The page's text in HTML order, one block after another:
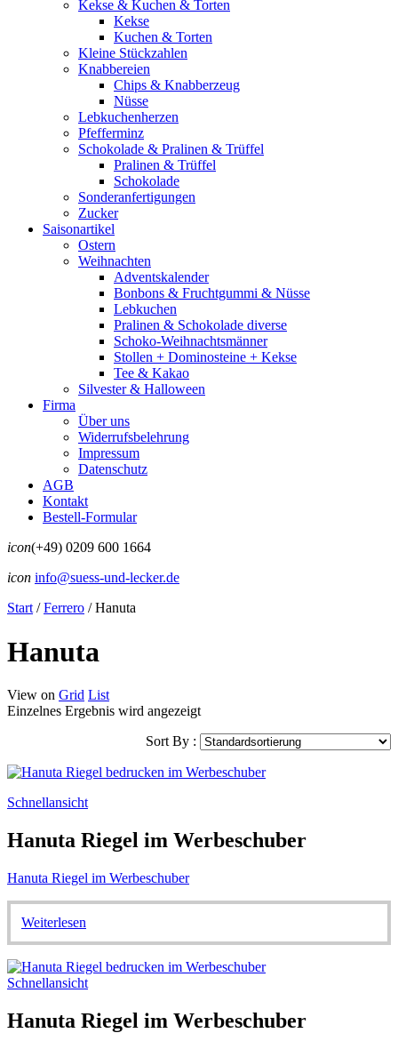
Kekse & Kuchen & Torten
Kekse
Kuchen & Torten
Kleine Stückzahlen
Knabbereien
Chips & Knabberzeug
Nüsse
Lebkuchenherzen
Pfefferminz
Schokolade & Pralinen & Trüffel
Pralinen & Trüffel
Schokolade
Sonderanfertigungen
Zucker
Saisonartikel
Ostern
Weihnachten
Adventskalender
Bonbons & Fruchtgummi & Nüsse
Lebkuchen
Pralinen & Schokolade diverse
Schoko-Weihnachtsmänner
Stollen + Dominosteine + Kekse
Tee & Kakao
Silvester & Halloween
Firma
Über uns
Widerrufsbelehrung
Impressum
Datenschutz
AGB
Kontakt
Bestell-Formular
icon(+49) 0209 600 1664
icon info@suess-und-lecker.de
Start / Ferrero /Hanuta
Hanuta
View on Grid List
Einzelnes Ergebnis wird angezeigt
Sort By :
Schnellansicht
Hanuta Riegel im Werbeschuber
Hanuta Riegel im Werbeschuber
Weiterlesen
Schnellansicht
Hanuta Riegel im Werbeschuber